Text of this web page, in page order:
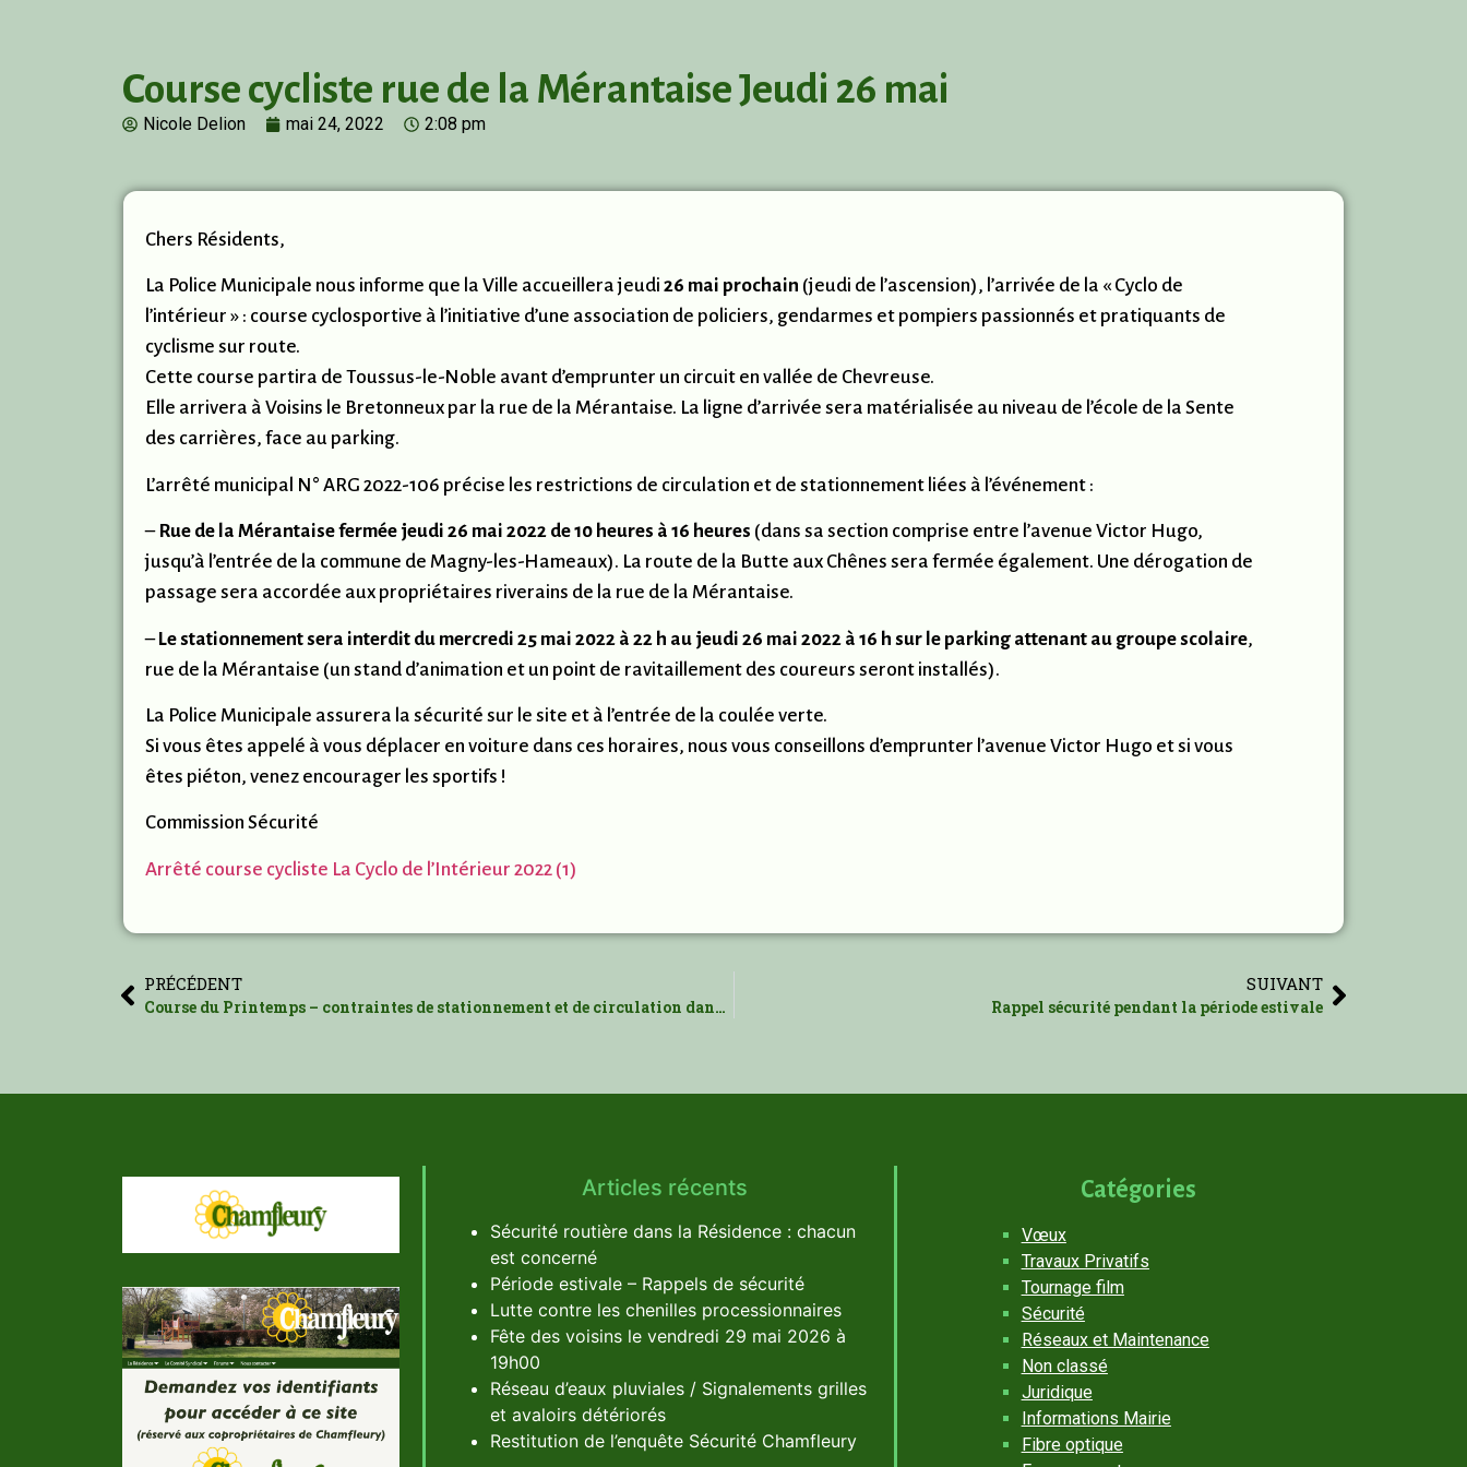
Course cycliste rue de la Mérantaise Jeudi 26 mai
Nicole Delion mai 24, 2022 2:08 pm
Chers Résidents,
La Police Municipale nous informe que la Ville accueillera jeudi26 mai prochain (jeudi de l’ascension), l’arrivée de la « Cyclo de
l’intérieur » : course cyclosportive à l’initiative d’une association de policiers, gendarmes et pompiers passionnés et pratiquants de
cyclisme sur route.
Cette course partira de Toussus-le-Noble avant d’emprunter un circuit en vallée de Chevreuse.
Elle arrivera à Voisins le Bretonneux par la rue de la Mérantaise. La ligne d’arrivée sera matérialisée au niveau de l’école de la Sente
des carrières, face au parking.
L’arrêté municipal N° ARG 2022-106 précise les restrictions de circulation et de stationnement liées à l’événement :
– Rue de la Mérantaise fermée jeudi 26 mai 2022 de 10 heures à 16 heures (dans sa section comprise entre l’avenue Victor Hugo,
jusqu’à l’entrée de la commune de Magny-les-Hameaux). La route de la Butte aux Chênes sera fermée également. Une dérogation de
passage sera accordée aux propriétaires riverains de la rue de la Mérantaise.
–Le stationnement sera interdit du mercredi 25 mai 2022 à 22 h au jeudi 26 mai 2022 à 16 h sur le parking attenant au groupe scolaire,
rue de la Mérantaise (un stand d’animation et un point de ravitaillement des coureurs seront installés).
La Police Municipale assurera la sécurité sur le site et à l’entrée de la coulée verte.
Si vous êtes appelé à vous déplacer en voiture dans ces horaires, nous vous conseillons d’emprunter l’avenue Victor Hugo et si vous
êtes piéton, venez encourager les sportifs !
Commission Sécurité
Arrêté course cycliste La Cyclo de l’Intérieur 2022 (1)
PRÉCÉDENT
Course du Printemps – contraintes de stationnement et de circulation dans les rues avoisinantes de la Résidence
SUIVANT
Rappel sécurité pendant la période estivale
Articles récents
Sécurité routière dans la Résidence : chacun
est concerné
Période estivale – Rappels de sécurité
Lutte contre les chenilles processionnaires
Fête des voisins le vendredi 29 mai 2026 à
19h00
Réseau d’eaux pluviales / Signalements grilles
et avaloirs détériorés
Restitution de l’enquête Sécurité Chamfleury
Catégories
Vœux
Travaux Privatifs
Tournage film
Sécurité
Réseaux et Maintenance
Non classé
Juridique
Informations Mairie
Fibre optique